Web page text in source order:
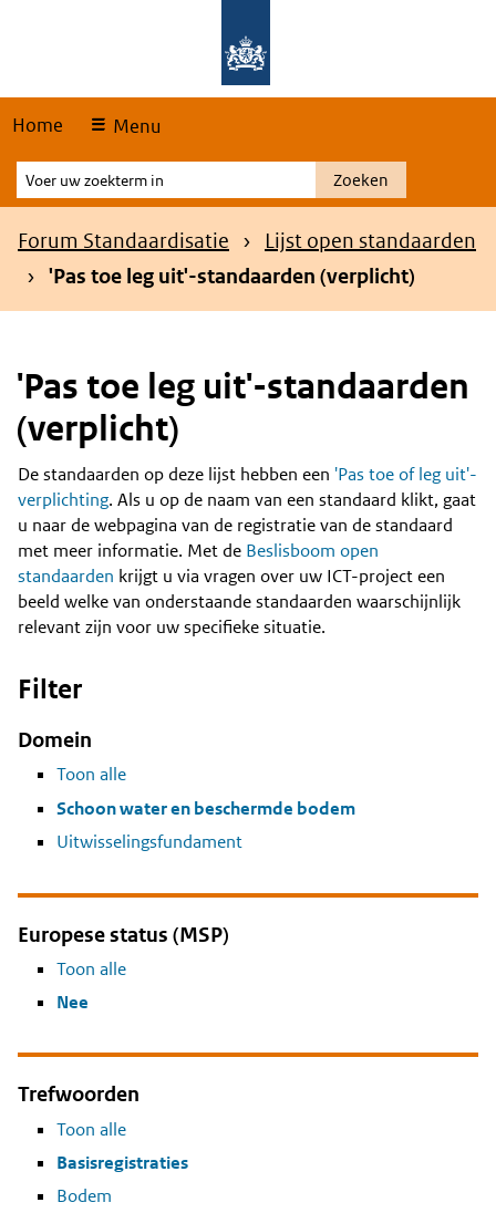
Home Menu
Voer
uw
zoekterm
Zoeken
Kruimelpad
Forum Standaardisatie
Lijst open standaarden
'Pas toe leg uit'-standaarden (verplicht)
'Pas toe leg uit'-standaarden
(verplicht)
Content
De standaarden op deze lijst hebben een 'Pas toe of leg uit'-
verplichting. Als u op de naam van een standaard klikt, gaat
u naar de webpagina van de registratie van de standaard
met meer informatie. Met de Beslisboom open
standaarden krijgt u via vragen over uw ICT-project een
beeld welke van onderstaande standaarden waarschijnlijk
relevant zijn voor uw specifieke situatie.
Filter
Domein
Toon alle
Schoon water en beschermde bodem
Uitwisselingsfundament
Europese status (MSP)
Toon alle
Nee
Trefwoorden
Toon alle
Basisregistraties
Bodem